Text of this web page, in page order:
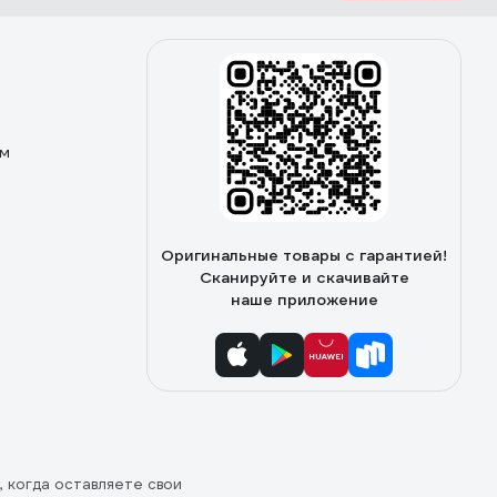
Оригинальные товары с гарантией!
Сканируйте и скачивайте
наше приложение
когда оставляете свои